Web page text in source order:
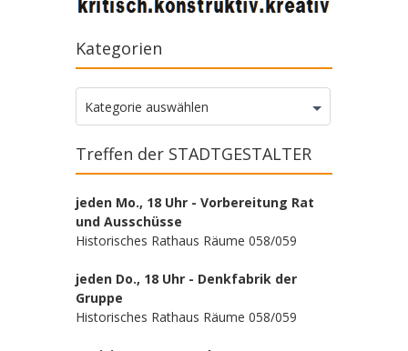
Kategorien
Kategorien
Kategorie auswählen
Treffen der STADTGESTALTER
jeden Mo., 18 Uhr - Vorbereitung Rat
und Ausschüsse
Historisches Rathaus Räume 058/059
jeden Do., 18 Uhr - Denkfabrik der
Gruppe
Historisches Rathaus Räume 058/059